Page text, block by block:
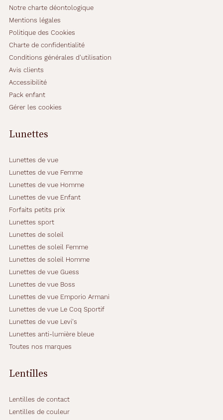
Notre charte déontologique
Mentions légales
Politique des Cookies
Charte de confidentialité
Conditions générales d'utilisation
Avis clients
Accessibilité
Pack enfant
Gérer les cookies
Lunettes
Lunettes de vue
Lunettes de vue Femme
Lunettes de vue Homme
Lunettes de vue Enfant
Forfaits petits prix
Lunettes sport
Lunettes de soleil
Lunettes de soleil Femme
Lunettes de soleil Homme
Lunettes de vue Guess
Lunettes de vue Boss
Lunettes de vue Emporio Armani
Lunettes de vue Le Coq Sportif
Lunettes de vue Levi's
Lunettes anti-lumière bleue
Toutes nos marques
Lentilles
Lentilles de contact
Lentilles de couleur